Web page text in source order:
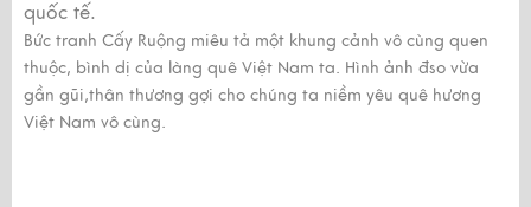
quốc tế.
Bức tranh Cấy Ruộng miêu tả một khung cảnh vô cùng quen
thuộc, bình dị của làng quê Việt Nam ta. Hình ảnh đso vừa
gần gũi,thân thương gợi cho chúng ta niềm yêu quê hương
Việt Nam vô cùng.